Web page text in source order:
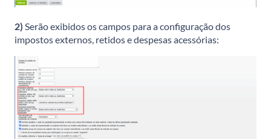
2) Serão exibidos os campos para a configuração dos
impostos externos, retidos e despesas acessórias: